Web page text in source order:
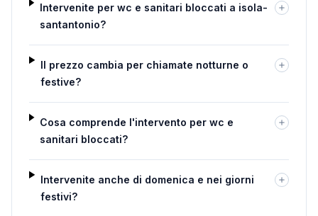
Intervenite per wc e sanitari bloccati a isola-
santantonio?
Il prezzo cambia per chiamate notturne o
festive?
Cosa comprende l'intervento per wc e
sanitari bloccati?
Intervenite anche di domenica e nei giorni
festivi?